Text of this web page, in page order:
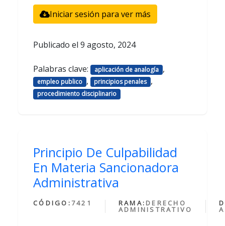
Iniciar sesión para ver más
Publicado el 9 agosto, 2024
Palabras clave: aplicación de analogía ,
empleo publico , principios penales ,
procedimiento disciplinario
Principio De Culpabilidad
En Materia Sancionadora
Administrativa
CÓDIGO: 7421 RAMA: DERECHO
ADMINISTRATIVO